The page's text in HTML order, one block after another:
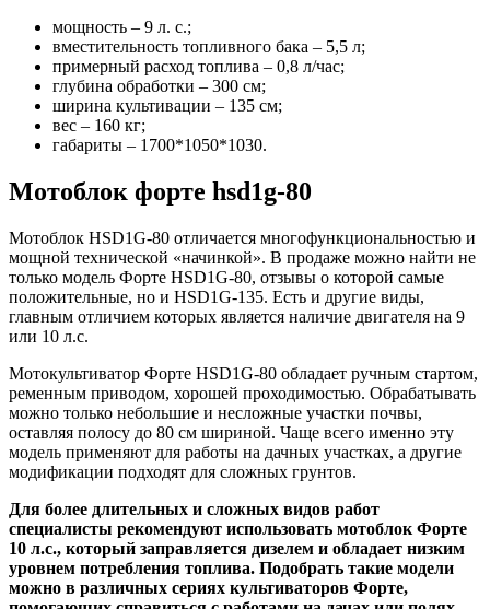
мощность – 9 л. с.;
вместительность топливного бака – 5,5 л;
примерный расход топлива – 0,8 л/час;
глубина обработки – 300 см;
ширина культивации – 135 см;
вес – 160 кг;
габариты – 1700*1050*1030.
Мотоблок форте hsd1g-80
Мотоблок HSD1G-80 отличается многофункциональностью и
мощной технической «начинкой». В продаже можно найти не
только модель Форте HSD1G-80, отзывы о которой самые
положительные, но и HSD1G-135. Есть и другие виды,
главным отличием которых является наличие двигателя на 9
или 10 л.с.
Мотокультиватор Форте HSD1G-80 обладает ручным стартом,
ременным приводом, хорошей проходимостью. Обрабатывать
можно только небольшие и несложные участки почвы,
оставляя полосу до 80 см шириной. Чаще всего именно эту
модель применяют для работы на дачных участках, а другие
модификации подходят для сложных грунтов.
Для более длительных и сложных видов работ
специалисты рекомендуют использовать мотоблок Форте
10 л.с., который заправляется дизелем и обладает низким
уровнем потребления топлива. Подобрать такие модели
можно в различных сериях культиваторов Форте,